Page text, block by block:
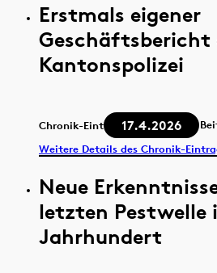
Erstmals eigener
Geschäftsbericht
Kantonspolizei
Chronik-Eintrag 17.4.2026
Weitere Details des Chronik-
Neue
letzten Pestwelle
Jahrhundert